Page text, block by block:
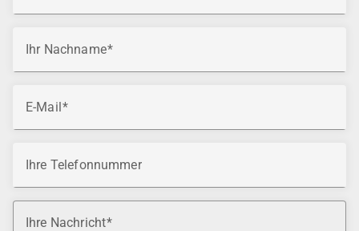
Ihr Nachname
E-Mail
Ihre Telefonnummer
Ihre Nachricht